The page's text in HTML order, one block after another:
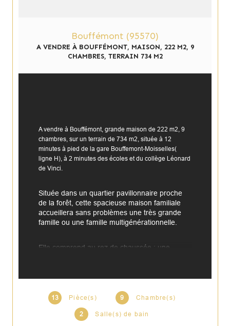
Bouffémont (95570)
A VENDRE À BOUFFÉMONT, MAISON, 222 M2, 9
CHAMBRES, TERRAIN 734 M2
13 Pièce(s) 9 Chambre(s)
2 Salle(s) de bain
A vendre à Bouffémont, grande maison de 222 m2, 9
chambres, sur un terrain de 734 m2, située à 12
minutes à pied de la gare Bouffemont-Moisselles(
ligne H), à 2 minutes des écoles et du collège Léonard
de Vinci.
Située dans un quartier pavillonnaire proche
de la forêt, cette spacieuse maison familiale
accueillera sans problèmes une très grande
famille ou une famille multigénérationnelle.
Elle comprend au rez de chaussée : une
salle à manger avec une cuisine équipée et
belle terrasse côté jardin, 3 chambres, 1 salle
d’eau et 1 salle de bain, 2 WC, et une grande
lingerie complètent ce niveau.